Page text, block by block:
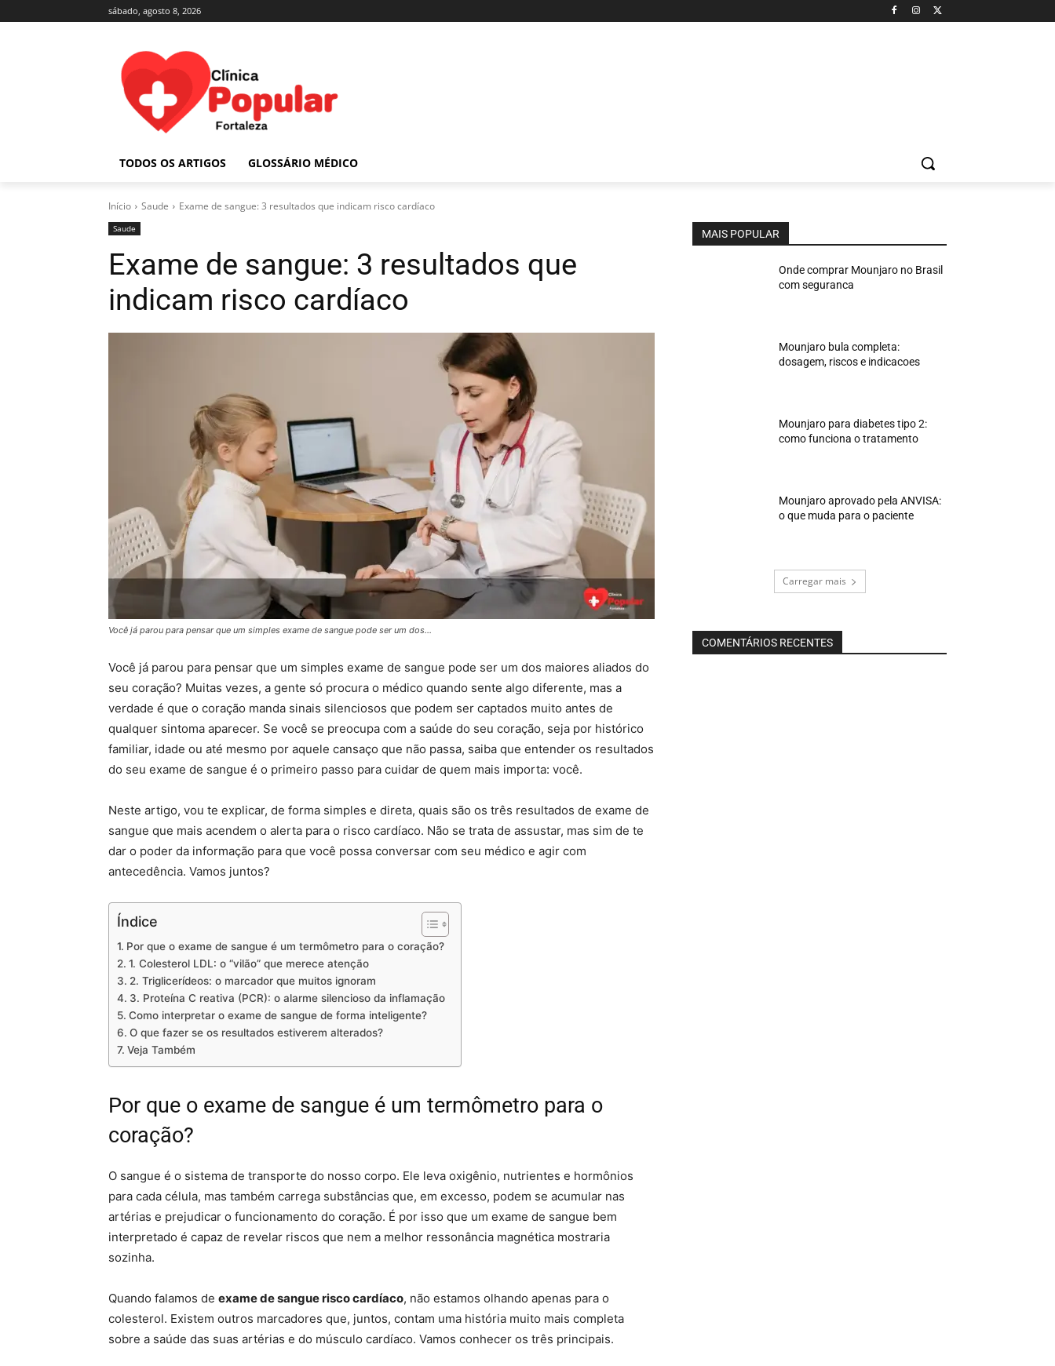
sábado, agosto 8, 2026
TODOS OS ARTIGOS GLOSSÁRIO MÉDICO
Início Saude Exame de sangue: 3 resultados que indicam risco cardíaco
Saude
Exame de sangue: 3 resultados que
indicam risco cardíaco
Você já parou para pensar que um simples exame de sangue pode ser um dos…
Você já parou para pensar que um simples exame de sangue pode ser um dos maiores aliados do
seu coração? Muitas vezes, a gente só procura o médico quando sente algo diferente, mas a
verdade é que o coração manda sinais silenciosos que podem ser captados muito antes de
qualquer sintoma aparecer. Se você se preocupa com a saúde do seu coração, seja por histórico
familiar, idade ou até mesmo por aquele cansaço que não passa, saiba que entender os resultados
do seu exame de sangue é o primeiro passo para cuidar de quem mais importa: você.
Neste artigo, vou te explicar, de forma simples e direta, quais são os três resultados de exame de
sangue que mais acendem o alerta para o risco cardíaco. Não se trata de assustar, mas sim de te
dar o poder da informação para que você possa conversar com seu médico e agir com
antecedência. Vamos juntos?
Índice
Por que o exame de sangue é um termômetro para o coração?
1. Colesterol LDL: o “vilão” que merece atenção
2. Triglicerídeos: o marcador que muitos ignoram
3. Proteína C reativa (PCR): o alarme silencioso da inflamação
Como interpretar o exame de sangue de forma inteligente?
O que fazer se os resultados estiverem alterados?
Veja Também
Por que o exame de sangue é um termômetro para o
coração?
O sangue é o sistema de transporte do nosso corpo. Ele leva oxigênio, nutrientes e hormônios
para cada célula, mas também carrega substâncias que, em excesso, podem se acumular nas
artérias e prejudicar o funcionamento do coração. É por isso que um exame de sangue bem
interpretado é capaz de revelar riscos que nem a melhor ressonância magnética mostraria
sozinha.
Quando falamos de exame de sangue risco cardíaco, não estamos olhando apenas para o
colesterol. Existem outros marcadores que, juntos, contam uma história muito mais completa
sobre a saúde das suas artérias e do músculo cardíaco. Vamos conhecer os três principais.
MAIS POPULAR
Onde comprar Mounjaro no Brasil
com seguranca
Mounjaro bula completa:
dosagem, riscos e indicacoes
Mounjaro para diabetes tipo 2:
como funciona o tratamento
Mounjaro aprovado pela ANVISA:
o que muda para o paciente
Carregar mais
COMENTÁRIOS RECENTES